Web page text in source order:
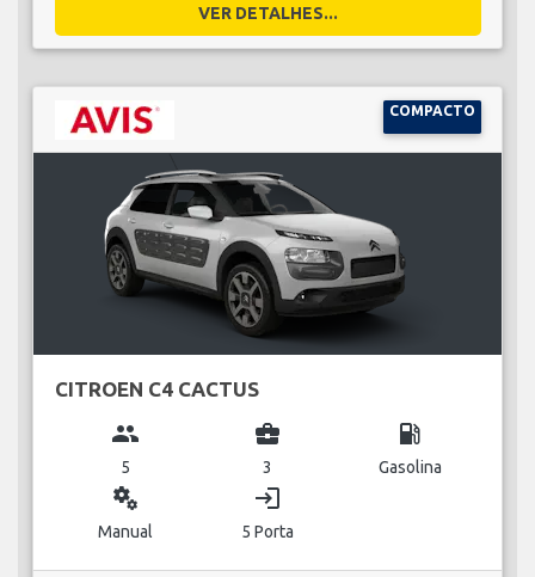
VER DETALHES...
COMPACTO
CITROEN C4 CACTUS
group
5
business_center
3
local_gas_station
Gasolina
miscellaneous_services
Manual
login
5 Porta